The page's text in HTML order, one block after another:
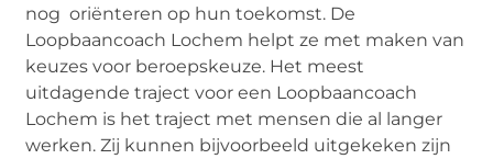
nog oriënteren op hun toekomst. De
Loopbaancoach Lochem helpt ze met maken van
keuzes voor beroepskeuze. Het meest
uitdagende traject voor een Loopbaancoach
Lochem is het traject met mensen die al langer
werken. Zij kunnen bijvoorbeeld uitgekeken zijn